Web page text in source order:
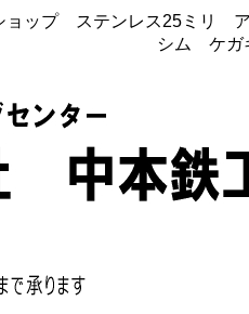
ョップ ステンレス25ミ
シム ケガ